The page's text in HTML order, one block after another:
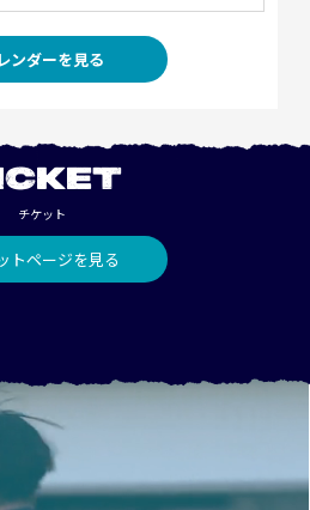
ンダーを見る
チケット
トページを見る